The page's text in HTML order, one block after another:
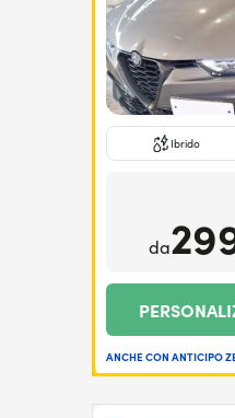
Ibrido
da
ANCHE CON ANTICIPO